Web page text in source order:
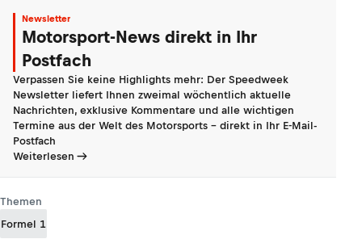
Newsletter
Motorsport-News direkt in Ihr
Postfach
Verpassen Sie keine Highlights mehr: Der Speedweek
Newsletter liefert Ihnen zweimal wöchentlich aktuelle
Nachrichten, exklusive Kommentare und alle wichtigen
Termine aus der Welt des Motorsports - direkt in Ihr E-Mail-
Postfach
Weiterlesen
Themen
Formel 1